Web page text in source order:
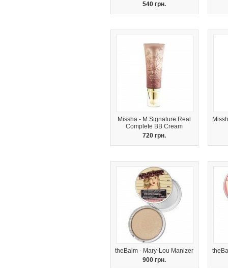
540 грн.
Missha - M Signature Real
Complete BB Cream
720 грн.
theBalm - Mary-Lou Manizer
900 грн.